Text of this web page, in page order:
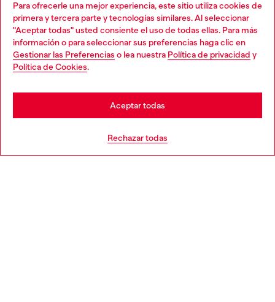
Para ofrecerle una mejor experiencia, este sitio utiliza cookies de
primera y tercera parte y tecnologías similares. Al seleccionar
"Aceptar todas" usted consiente el uso de todas ellas. Para más
información o para seleccionar sus preferencias haga clic en
Gestionar las Preferencias o lea nuestra Política de privacidad y
Política de Cookies.
Rechazar todas
Aceptar todas
Descubre todos nuestros servicios, tanto en línea como
en la tienda.
Choose your location
You are currently browsing España website, but it seems you
may be based in United States